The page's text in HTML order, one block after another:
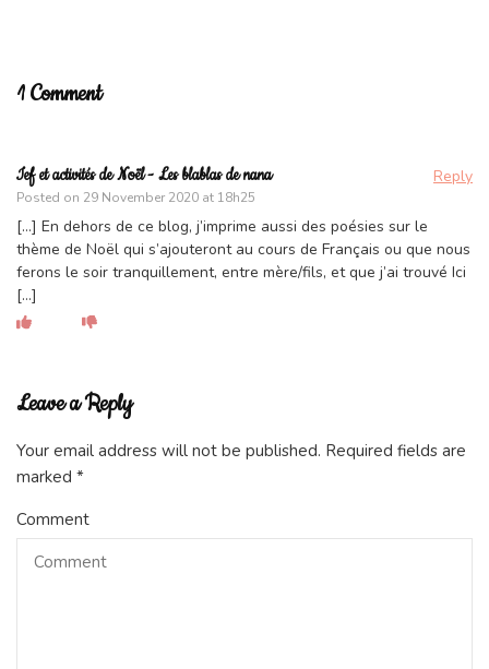
1 Comment
Ief et activités de Noël - Les blablas de nana
Posted on 29 November 2020 at 18h25
Reply
[…] En dehors de ce blog, j’imprime aussi des poésies sur le
thème de Noël qui s’ajouteront au cours de Français ou que nous
ferons le soir tranquillement, entre mère/fils, et que j’ai trouvé Ici
[…]
Leave a Reply
Your email address will not be published. Required fields are
marked *
Comment